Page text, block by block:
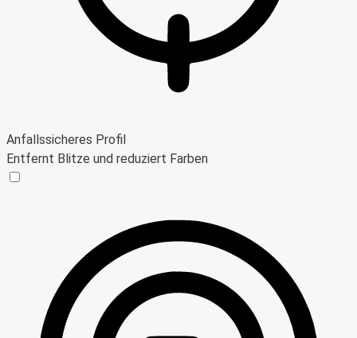
Anfallssicheres Profil
Entfernt Blitze und reduziert Farben